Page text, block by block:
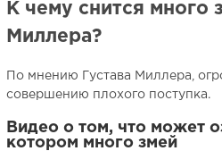
К чему снится много
Миллера?
По мнению Густава Миллера,
совершению плохого поступка.
Видео о том, что может
котором много змей